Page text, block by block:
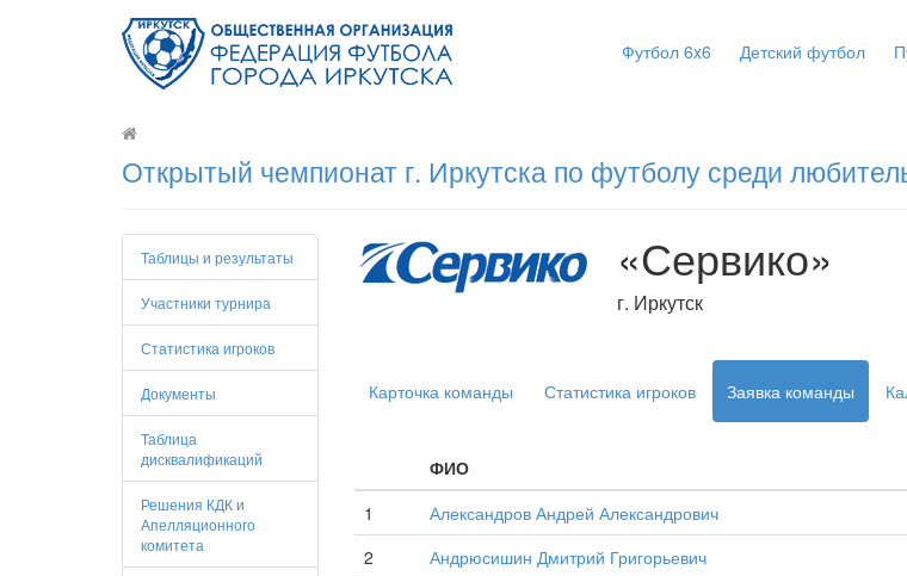
Футбол 6x6 Детский футбол
Открытый чемпионат г. Иркутска по футболу среди
Таблицы и результаты
Участники турнира
Статистика игроков
Документы
Таблица
дисквалификаций
Решения КДК и
Апелляционного
комитета
«Сервико»
г. Иркутск
Карточка команды Статистика игроков Заявка команды
ФИО
1
Александров Андрей Александрович
2
Андрюсишин Дмитрий Григорьевич